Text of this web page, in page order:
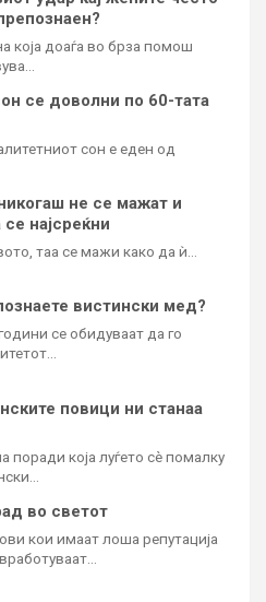
која доаѓа во брза помош
се доволни по 60-тата
сон е еден од
не се мажат и
најсреќни
таа се мажи како да ѝ…
вистински мед?
се обидуваат да го
повици ни станаа
поради која луѓето сè помалку
во светот
кои имаат лоша репутација